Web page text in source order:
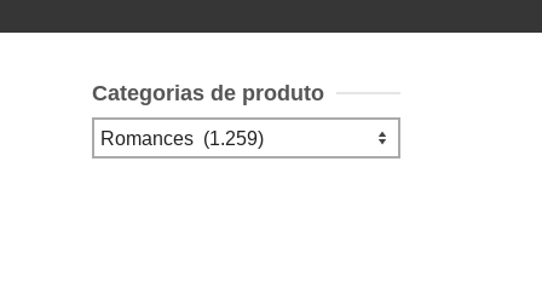
Categorias de produto